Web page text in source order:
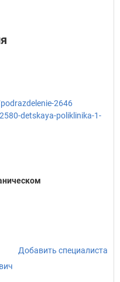
2646
detskaya-poliklinika-1-
Добавить специалиста